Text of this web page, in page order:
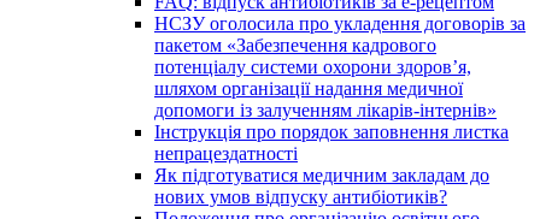
НСЗУ оголосила про укладення договорів за
пакетом «Забезпечення кадрового
потенціалу системи охорони здоров’я,
шляхом організації надання медичної
допомоги із залученням лікарів-інтернів»
Інструкція про порядок заповнення листка
непрацездатності
Як підготуватися медичним закладам до
нових умов відпуску антибіотиків?